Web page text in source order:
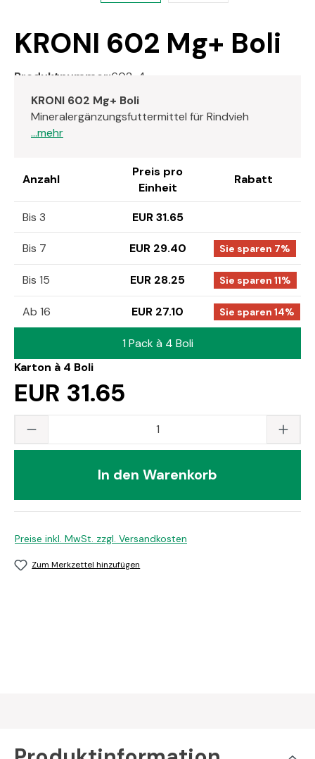
KRONI 602 Mg+ Boli
Produktnummer:602-4
KRONI 602 Mg+ Boli
Mineralergänzungsfuttermittel für Rindvieh
...mehr
Anzahl
Preis pro
Einheit
Rabatt
Bis 3 EUR 31.65
Bis 7 EUR 29.40 Sie sparen 7%
Bis 15 EUR 28.25 Sie sparen 11%
Ab 16 EUR 27.10 Sie sparen 14%
Karton à 4 Boli
EUR 31.65
1 Pack à 4 Boli
Produkt Anzahl: Gib den gewünschten
In den Warenkorb
Preise inkl. MwSt. zzgl. Versandkosten
Zum Merkzettel hinzufügen